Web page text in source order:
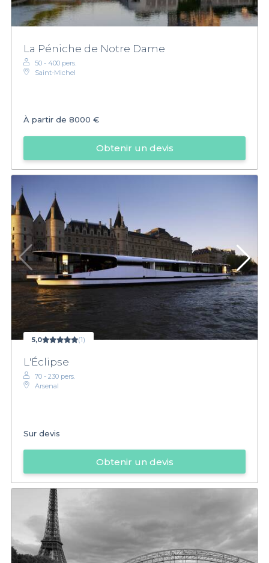
La Péniche de Notre Dame
50 - 400 pers.
Saint-Michel
À partir de 8000 €
Obtenir un devis
5,0 (1)
L'Éclipse
70 - 230 pers.
Arsenal
Sur devis
Obtenir un devis